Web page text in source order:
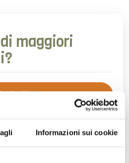
Informazioni sui cookie
maggiori
info